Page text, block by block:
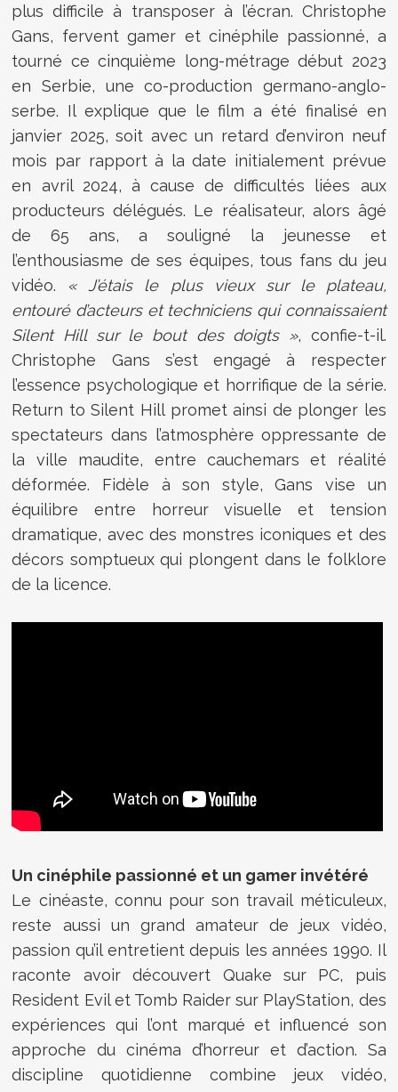
plus difficile à transposer à l’écran. Christophe
Gans, fervent gamer et cinéphile passionné, a
tourné ce cinquième long-métrage début 2023
en Serbie, une co-production germano-anglo-
serbe. Il explique que le film a été finalisé en
janvier 2025, soit avec un retard d’environ neuf
mois par rapport à la date initialement prévue
en avril 2024, à cause de difficultés liées aux
producteurs délégués. Le réalisateur, alors âgé
de 65 ans, a souligné la jeunesse et
l’enthousiasme de ses équipes, tous fans du jeu
vidéo. « J’étais le plus vieux sur le plateau,
entouré d’acteurs et techniciens qui connaissaient
Silent Hill sur le bout des doigts », confie-t-il.
Christophe Gans s’est engagé à respecter
l’essence psychologique et horrifique de la série.
Return to Silent Hill promet ainsi de plonger les
spectateurs dans l’atmosphère oppressante de
la ville maudite, entre cauchemars et réalité
déformée. Fidèle à son style, Gans vise un
équilibre entre horreur visuelle et tension
dramatique, avec des monstres iconiques et des
décors somptueux qui plongent dans le folklore
de la licence.
Un cinéphile passionné et un gamer invétéré
Le cinéaste, connu pour son travail méticuleux,
reste aussi un grand amateur de jeux vidéo,
passion qu’il entretient depuis les années 1990. Il
raconte avoir découvert Quake sur PC, puis
Resident Evil et Tomb Raider sur PlayStation, des
expériences qui l’ont marqué et influencé son
approche du cinéma d’horreur et d’action. Sa
discipline quotidienne combine jeux vidéo,